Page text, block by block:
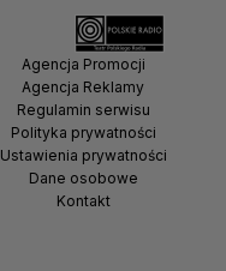
Agencja Promocji
Agencja Reklamy
Regulamin serwisu
Polityka prywatności
Ustawienia prywatności
Dane osobowe
Kontakt